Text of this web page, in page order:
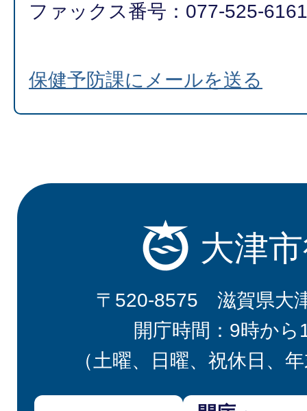
ファックス番号：077-525-6161
保健予防課にメールを送る
大津
〒520-8575 滋賀県大
開庁時間：9時から
（土曜、日曜、祝休日、